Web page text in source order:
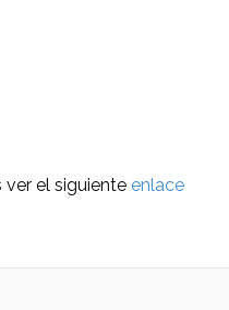
ver el siguiente enlace